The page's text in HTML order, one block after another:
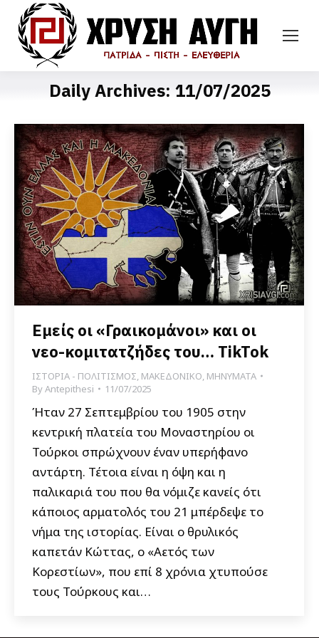
Daily Archives: 11/07/2025
Εμείς οι «Γραικομάνοι» και οι
νεο-κομιτατζήδες του… TikTok
ΙΣΤΟΡΙΑ - ΠΟΛΙΤΙΣΜΟΣ ΜΑΚΕΔΟΝΙΚΟ ΜΗΝΥΜΑΤΑ
ByAntepithesi 11/07/2025
Ήταν 27 Σεπτεμβρίου του 1905 στην
κεντρική πλατεία του Μοναστηρίου οι
Τούρκοι σπρώχνουν έναν υπερήφανο
αντάρτη. Τέτοια είναι η όψη και η
παλικαριά του που θα νόμιζε κανείς ότι
κάποιος αρματολός του 21 μπέρδεψε το
νήμα της ιστορίας. Είναι ο θρυλικός
καπετάν Κώττας, ο «Αετός των
Κορεστίων», που επί 8 χρόνια χτυπούσε
τους Τούρκους και…